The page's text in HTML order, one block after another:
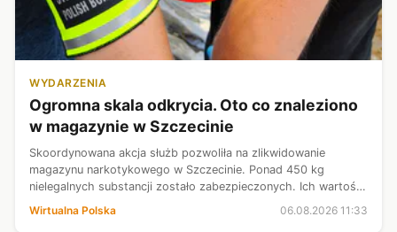
WYDARZENIA
Ogromna skala odkrycia. Oto co znaleziono
w magazynie w Szczecinie
Skoordynowana akcja służb pozwoliła na zlikwidowanie
magazynu narkotykowego w Szczecinie. Ponad 450 kg
nielegalnych substancji zostało zabezpieczonych. Ich wartość
szacuje się nawet na 27 mln zł.
Wirtualna Polska 06.08.2026 11:33